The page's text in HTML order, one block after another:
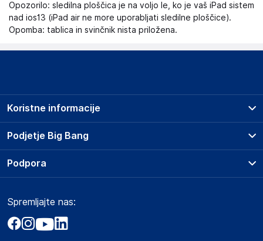
Opozorilo: sledilna ploščica je na voljo le, ko je vaš iPad sistem
nad ios13 (iPad air ne more uporabljati sledilne ploščice).
Opomba: tablica in svinčnik nista priložena.
Podjetje Big Bang
O podjetju
Obvestila za javnost
Akt o digitalnih storitvah
Koristne informacije
Prodajna mesta
Storitve
Dostava, vnos in odvoz
Zavarovanje izdelkov
Podpora
Marketplace
Kako oddati naročilo?
Spremljajte nas: